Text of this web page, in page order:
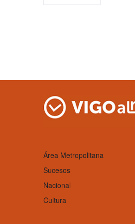
Área Metropolitana
Sucesos
Nacional
Cultura